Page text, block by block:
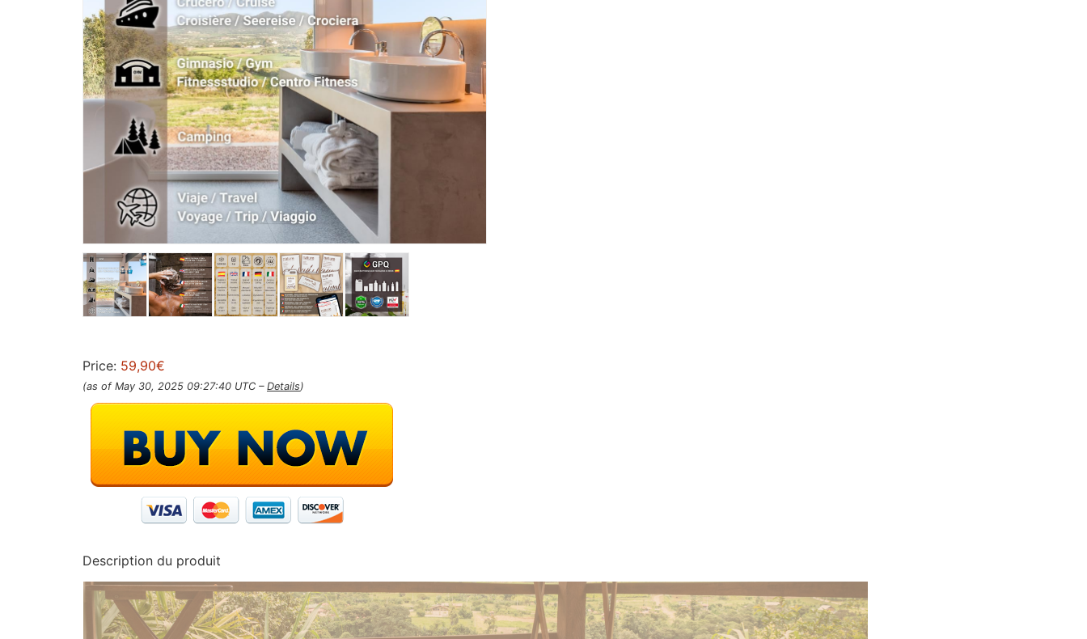
Price: 59,90€
(as of May 30, 2025 09:27:40 UTC – Details)
Description du produit